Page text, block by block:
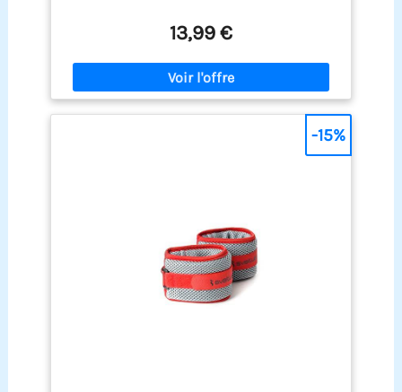
également durables et ne s'effondreront pas.
▽Entraînement à faible impact : développez vos
muscles ou brûlez des graisses sans forcer vos
articulations en vous entraînant dans l'eau.
Développez le haut de votre corps et obtenez un
maximum de résultats avec un minimum
d'impact. ▽Bon pour le fitness : les poids de
: où que vous alliez, vous pouvez emporter les
poids d'exercice de la piscine. Il est peu
encombrant et facile à transporter. La poignée
rembourrée douce facilite la prise en main.
▽Équipement de fitness polyvalent : les poids
13,99 €
-15%